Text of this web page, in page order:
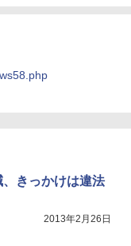
きっかけは違法
2013年2月26日